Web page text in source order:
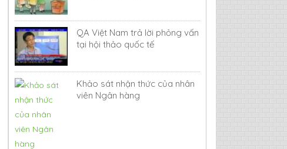
QA Việt Nam trả lời phỏng vấn
tại hội thảo quốc tế
Khảo sát nhận thức của nhân
viên Ngân hàng